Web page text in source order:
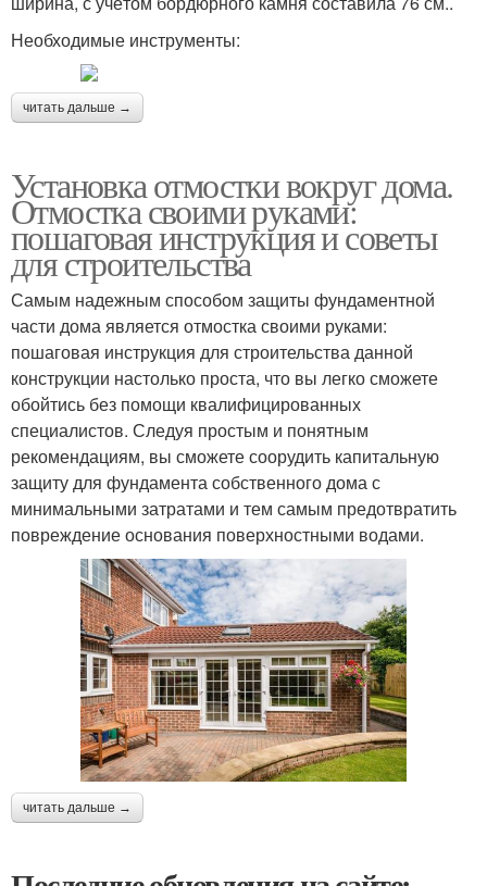
Необходимые инструменты:
читать дальше →
Установка отмостки вокруг дома.
Отмостка своими руками:
пошаговая инструкция и советы
для строительства
Самым надежным способом защиты фундаментной
части дома является отмостка своими руками:
пошаговая инструкция для строительства данной
конструкции настолько проста, что вы легко сможете
обойтись без помощи квалифицированных
специалистов. Следуя простым и понятным
рекомендациям, вы сможете соорудить капитальную
защиту для фундамента собственного дома с
минимальными затратами и тем самым предотвратить
повреждение основания поверхностными водами.
читать дальше →